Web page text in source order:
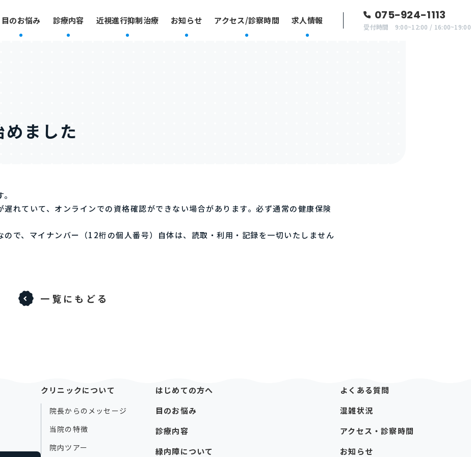
目のお悩み 診療内容 近視進行抑制治療 お知らせ アクセス/診察時間 求人情報 075-924-1113
受付時間 9:00~12:00 / 16:00~19:00
ました
れていて、オンラインでの資格確認ができない場合があります。必ず通常の健康保険
で、マイナンバー（12桁の個人番号）自体は、読取・利用・記録を一切いたしません
一覧にもどる
クリニックについて
院長からのメッセージ
当院の特徴
院内ツアー
はじめての方へ
目のお悩み
診療内容
緑内障について
よくある質問
混雑状況
アクセス・診察時間
お知らせ